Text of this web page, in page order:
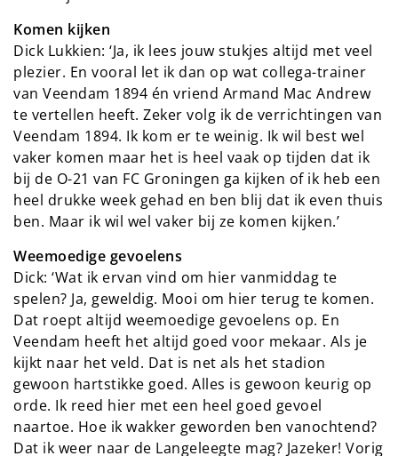
Komen kijken
Dick Lukkien: ‘Ja, ik lees jouw stukjes altijd met veel
plezier. En vooral let ik dan op wat collega-trainer
van Veendam 1894 én vriend Armand Mac Andrew
te vertellen heeft. Zeker volg ik de verrichtingen van
Veendam 1894. Ik kom er te weinig. Ik wil best wel
vaker komen maar het is heel vaak op tijden dat ik
bij de O-21 van FC Groningen ga kijken of ik heb een
heel drukke week gehad en ben blij dat ik even thuis
ben. Maar ik wil wel vaker bij ze komen kijken.’
Weemoedige gevoelens
Dick: ‘Wat ik ervan vind om hier vanmiddag te
spelen? Ja, geweldig. Mooi om hier terug te komen.
Dat roept altijd weemoedige gevoelens op. En
Veendam heeft het altijd goed voor mekaar. Als je
kijkt naar het veld. Dat is net als het stadion
gewoon hartstikke goed. Alles is gewoon keurig op
orde. Ik reed hier met een heel goed gevoel
naartoe. Hoe ik wakker geworden ben vanochtend?
Dat ik weer naar de Langeleegte mag? Jazeker! Vorig